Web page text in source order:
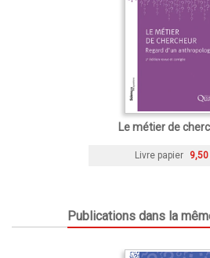
Le métier de
Livre papier
Publications dans la